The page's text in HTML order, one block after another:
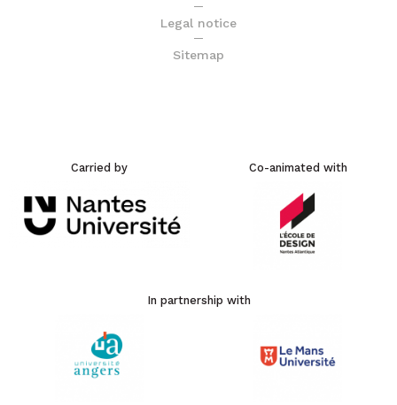
Legal notice
Sitemap
Carried by Co-animated with
In partnership with